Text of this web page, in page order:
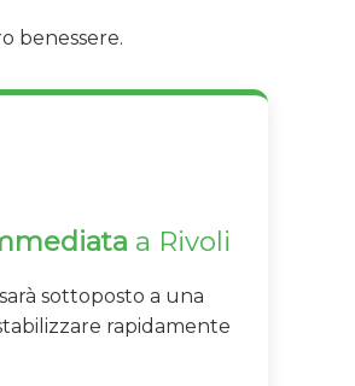
benessere.
a Rivoli
sottoposto a una
rapidamente